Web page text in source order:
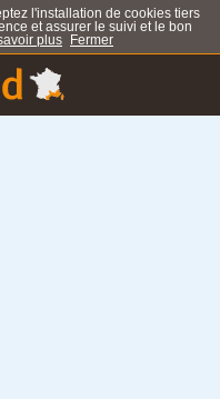
l'installation de cookies tiers
et assurer le suivi et le bon
plus Fermer